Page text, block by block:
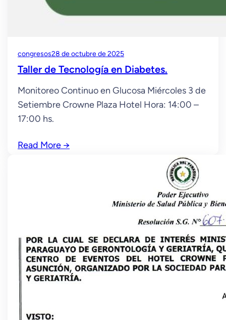
congresos28 de octubre de 2025
Taller de Tecnología en Diabetes.
Monitoreo Continuo en Glucosa Miércoles 3 de
Setiembre Crowne Plaza Hotel Hora: 14:00 –
17:00 hs.
Read More →